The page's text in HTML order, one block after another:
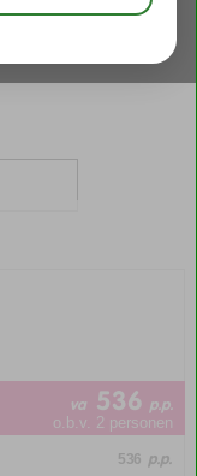
va 536 p.p.
o.b.v. 2 personen
536 p.p.